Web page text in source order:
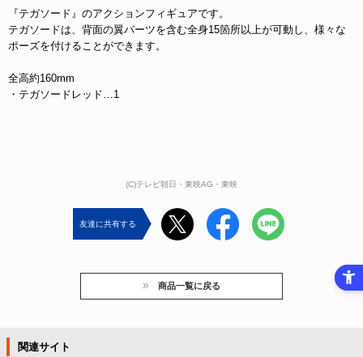
『テガソード』のアクションフィギュアです。
テガソードは、背面の翼パーツを含む全身15箇所以上が可動し、様々な
ポーズを付けることができます。
全高約160mm
・テガソードレッド…1
(C)テレビ朝日・東映AG・東映
友達に共有する
商品一覧に戻る
関連サイト